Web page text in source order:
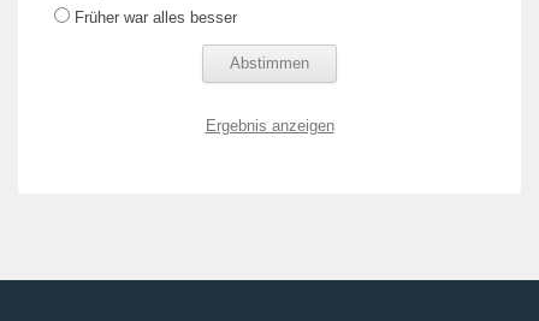
Früher war alles besser
Ergebnis anzeigen